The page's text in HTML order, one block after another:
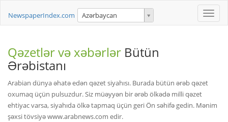
Toggle
NewspaperIndex.com Azərbaycan
Qəzetlər və xəbərlər Bütün
Ərəbistanı
Arabian dünya əhatə edən qəzet siyahısı. Burada bütün ərəb qəzet
oxumaq üçün pulsuzdur. Siz müəyyən bir ərəb ölkədə milli qəzet
ehtiyac varsa, siyahıda ölkə tapmaq üçün geri Ön səhifə gedin. Mənim
şəxsi tövsiyə www.arabnews.com edir.